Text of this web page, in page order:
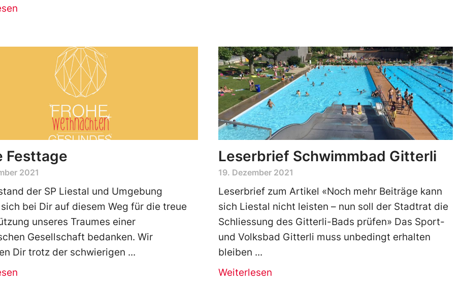
Festtage
2021
der SP Liestal und Umgebung
bei Dir auf diesem Weg für die treue
unseres Traumes einer
Gesellschaft bedanken. Wir
Dir trotz der schwierigen
Leserbrief Schwimmbad Gitterli
19. Dezember 2021
Leserbrief zum Artikel «Noch mehr Beiträge kann
sich Liestal nicht leisten – nun soll der Stadtrat die
Schliessung des Gitterli-Bads prüfen» Das Sport-
und Volksbad Gitterli muss unbedingt erhalten
bleiben
Weiterlesen